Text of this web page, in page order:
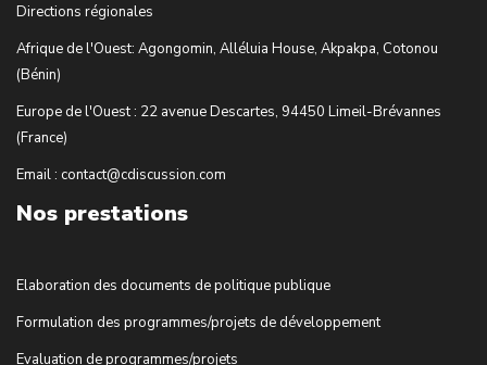
Directions régionales
Afrique de l'Ouest: Agongomin, Alléluia House, Akpakpa, Cotonou
(Bénin)
Europe de l'Ouest : 22 avenue Descartes, 94450 Limeil-Brévannes
(France)
Email : contact@cdiscussion.com
Nos prestations
Elaboration des documents de politique publique
Formulation des programmes/projets de développement
Evaluation de programmes/projets